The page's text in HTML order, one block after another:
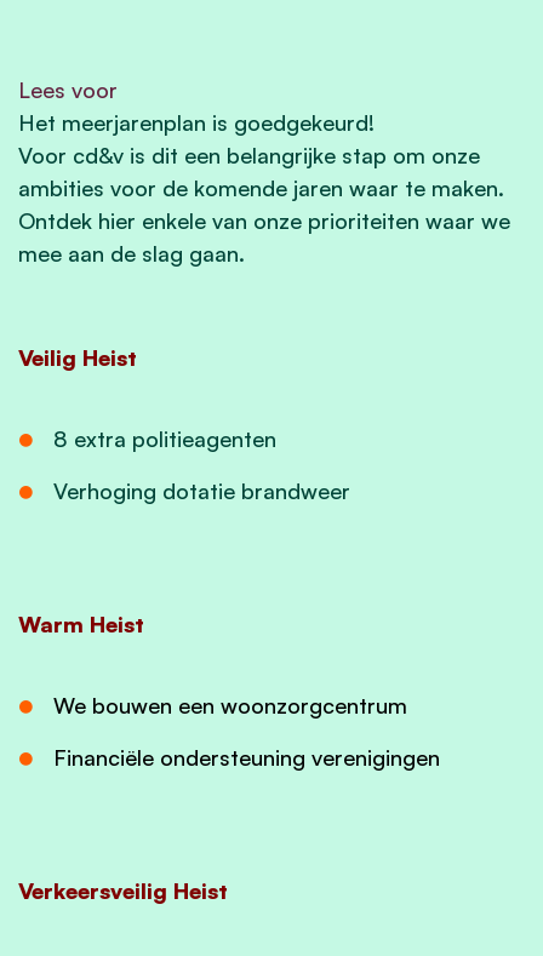
Lees voor
Het meerjarenplan is goedgekeurd!
Voor cd&v is dit een belangrijke stap om onze
ambities voor de komende jaren waar te maken.
Ontdek hier enkele van onze prioriteiten waar we
mee aan de slag gaan.
Veilig Heist
8 extra politieagenten
Verhoging dotatie brandweer
Warm Heist
We bouwen een woonzorgcentrum
Financiële ondersteuning verenigingen
Verkeersveilig Heist